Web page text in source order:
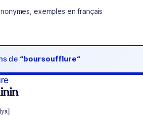
exemples en français
de “boursoufflure“